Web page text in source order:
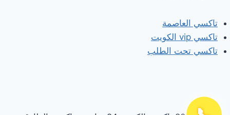
تاكسي العاصمة
تاكسي vip الكويت
تاكسي تحت الطلب